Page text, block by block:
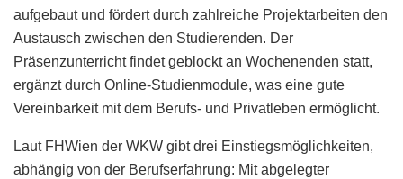
aufgebaut und fördert durch zahlreiche Projektarbeiten den
Austausch zwischen den Studierenden. Der
Präsenzunterricht findet geblockt an Wochenenden statt,
ergänzt durch Online-Studienmodule, was eine gute
Vereinbarkeit mit dem Berufs- und Privatleben ermöglicht.
Laut FHWien der WKW gibt drei Einstiegsmöglichkeiten,
abhängig von der Berufserfahrung: Mit abgelegter